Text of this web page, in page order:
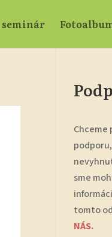
Chceme
sme
tomto
NÁS.